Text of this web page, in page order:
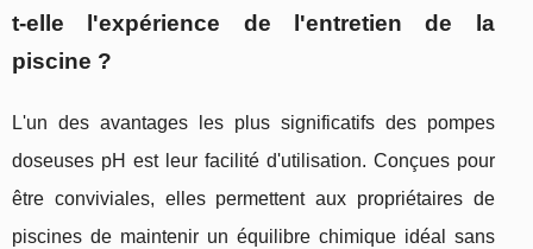
t-elle l'expérience de l'entretien de la
piscine ?
L'un des avantages les plus significatifs des pompes
doseuses pH est leur facilité d'utilisation. Conçues pour
être conviviales, elles permettent aux propriétaires de
piscines de maintenir un équilibre chimique idéal sans